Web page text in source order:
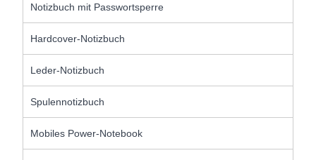
Notizbuch mit Passwortsperre
Hardcover-Notizbuch
Leder-Notizbuch
Spulennotizbuch
Mobiles Power-Notebook